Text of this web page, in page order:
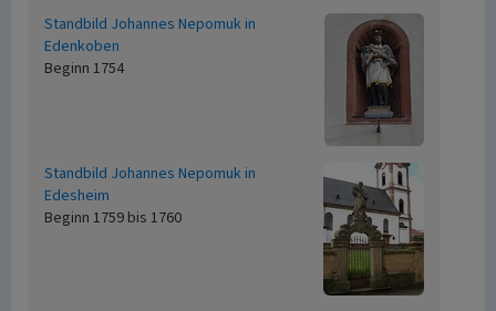
Standbild Johannes Nepomuk in
Edenkoben
Beginn 1754
Standbild Johannes Nepomuk in
Edesheim
Beginn 1759 bis 1760